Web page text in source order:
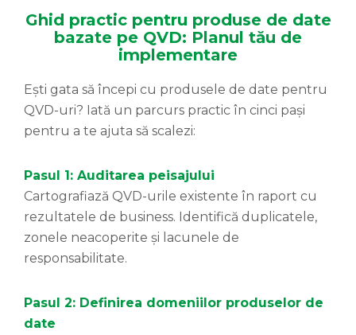
Ghid practic pentru produse de date
bazate pe QVD: Planul tău de
implementare
Ești gata să începi cu produsele de date pentru
QVD-uri? Iată un parcurs practic în cinci pași
pentru a te ajuta să scalezi:
Pasul 1: Auditarea peisajului
Cartografiază QVD-urile existente în raport cu
rezultatele de business. Identifică duplicatele,
zonele neacoperite și lacunele de
responsabilitate.
Pasul 2: Definirea domeniilor produselor de
date